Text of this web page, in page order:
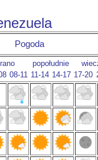
Pogoda
rano popołudnie
08-11 11-14 14-17 17-20